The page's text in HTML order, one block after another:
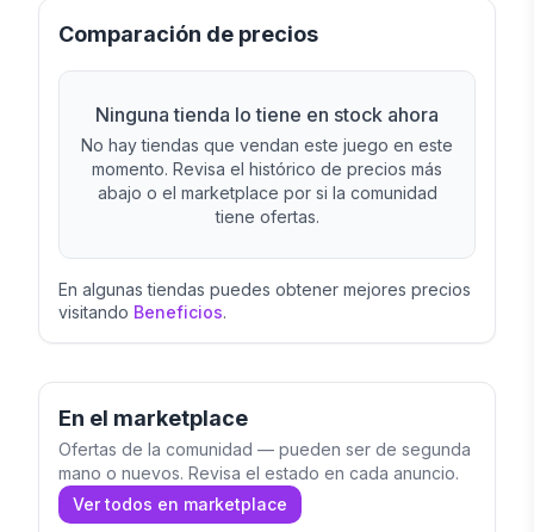
cerca de decenas de cartas escritas para reír,
Comparación de precios
Ninguna tienda lo tiene en stock ahora
No hay tiendas que vendan este juego en este
momento. Revisa el histórico de precios más
abajo o el marketplace por si la comunidad
tiene ofertas.
En algunas tiendas puedes obtener mejores precios
visitando Beneficios.
En el marketplace
Ofertas de la comunidad — pueden ser de segunda
mano o nuevos. Revisa el estado en cada anuncio.
Ver todos en marketplace